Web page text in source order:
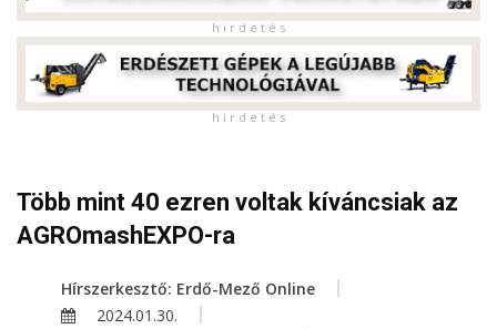
h i r d e t é s
h i r d e t é s
Több mint 40 ezren voltak kíváncsiak az
AGROmashEXPO-ra
Hírszerkesztő: Erdő-Mező Online
2024.01.30.